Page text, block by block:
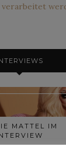
MATTEL IM